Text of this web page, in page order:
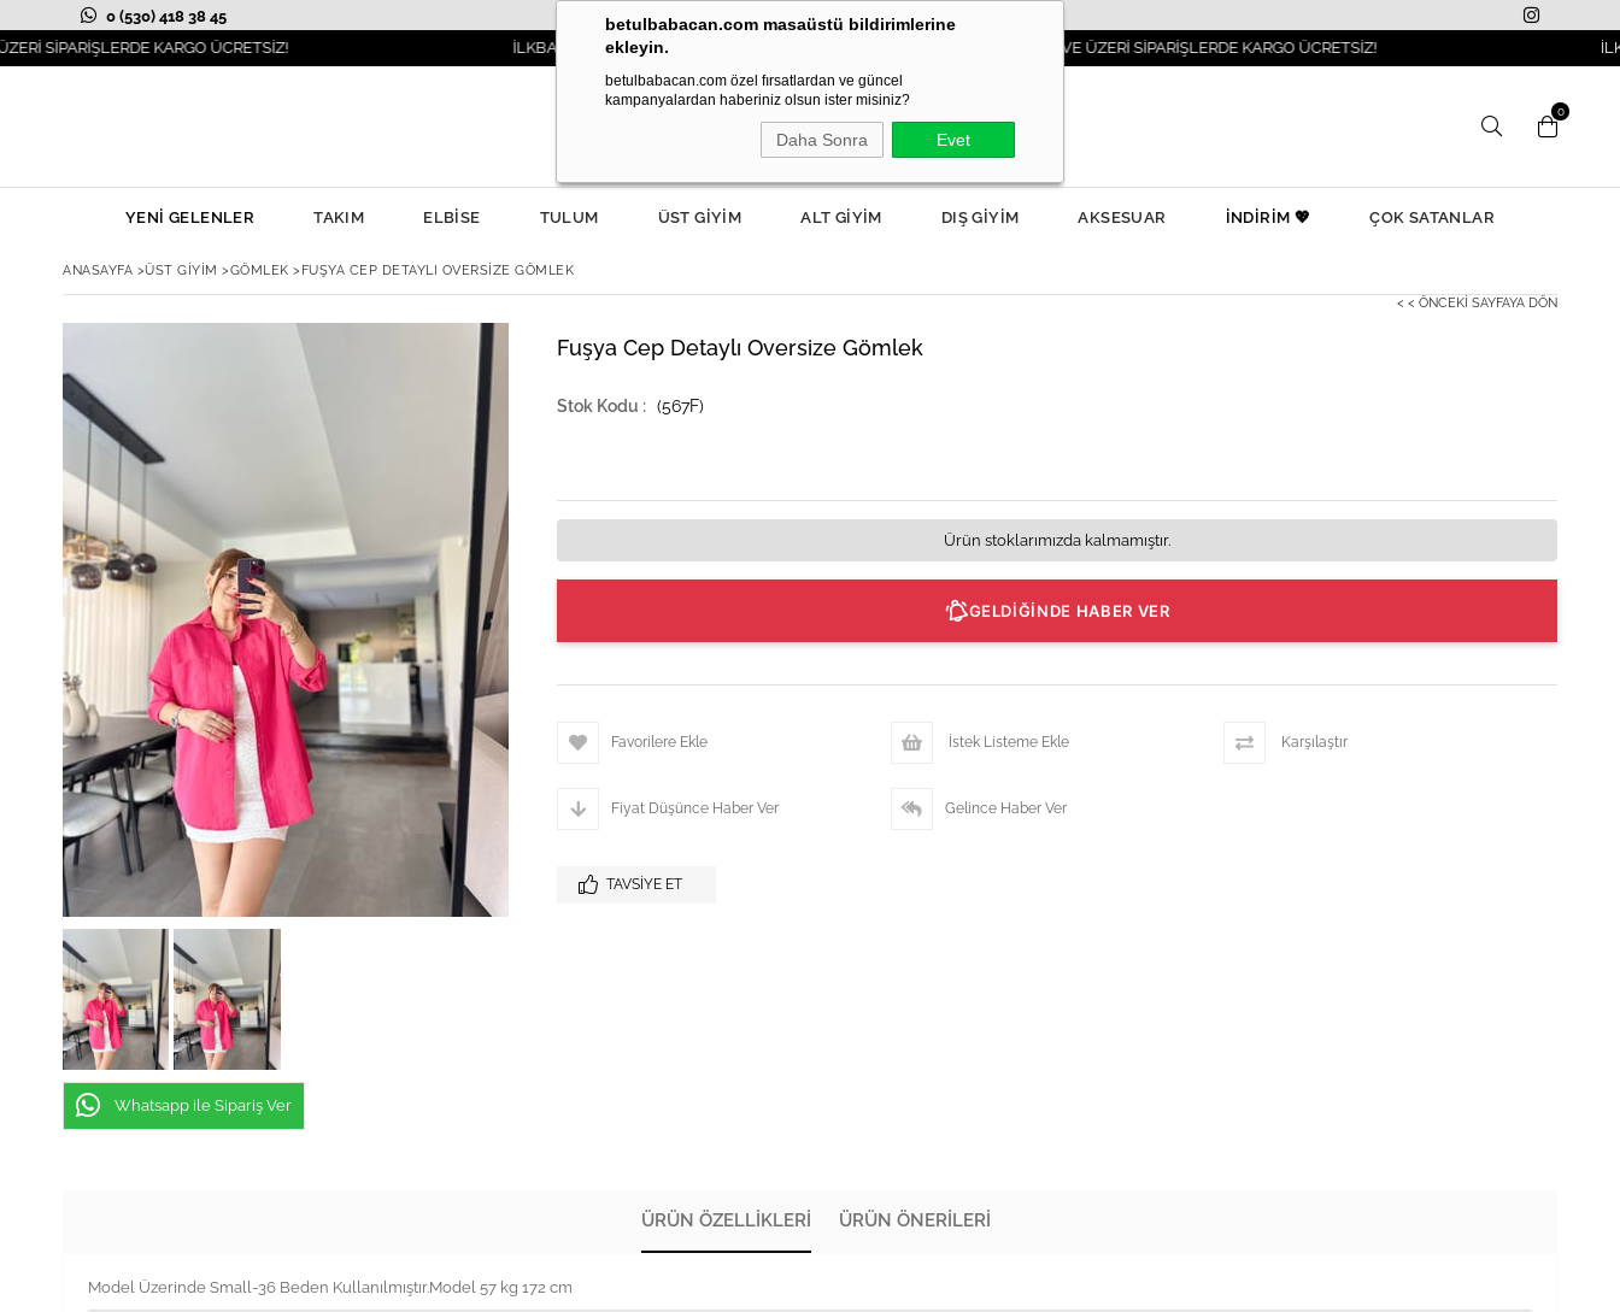
0 (530) 418 38 45
KARGO ÜCRETSİZ!
İLKBAHAR MODASI YANIBAŞINIZDA! 3000TL VE ÜZERİ SİPARİŞLERDE KARGO ÜCRETSİZ! İLKBAHAR
betulbabacan.com masaüstü bildirimlerine
ekleyin.
betulbabacan.com özel fırsatlardan ve güncel
kampanyalardan haberiniz olsun ister misiniz?
Daha Sonra Evet
0
YENİ GELENLER TAKIM ELBİSE TULUM ÜST GİYİM ALT GİYİM DIŞ GİYİM AKSESUAR İNDİRİM 💖 ÇOK SATANLAR
ANASAYFA >ÜST GİYİM >GÖMLEK > FUŞYA CEP DETAYLI OVERSIZE GÖMLEK
< < ÖNCEKI SAYFAYA DÖN
Whatsapp ile Sipariş Ver
Fuşya Cep Detaylı Oversize Gömlek
(567F)
Ürün stoklarımızda kalmamıştır.
GELDİĞİNDE HABER VER
Favorilere Ekle İstek Listeme Ekle Karşılaştır
Fiyat Düşünce Haber Ver Gelince Haber Ver
TAVSIYE ET
ÜRÜN ÖZELLIKLERI ÜRÜN ÖNERILERI
Model Üzerinde Small-36 Beden Kullanılmıştır.Model 57 kg 172 cm